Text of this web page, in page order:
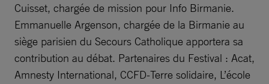
Cuisset, chargée de mission pour Info Birmanie.
Emmanuelle Argenson, chargée de la Birmanie au
siège parisien du Secours Catholique apportera sa
contribution au débat. Partenaires du Festival : Acat,
Amnesty International, CCFD-Terre solidaire, L’école